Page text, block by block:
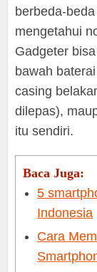
berbeda-
mengetahui
Gadgeter
bawah
casing
dilepas),
itu sendiri.
Baca Juga:
5
Indonesia
Cara